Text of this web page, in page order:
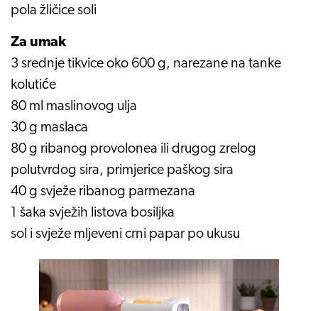
pola žličice soli
Za umak
3 srednje tikvice oko 600 g, narezane na tanke
kolutiće
80 ml maslinovog ulja
30 g maslaca
80 g ribanog provolonea ili drugog zrelog
polutvrdog sira, primjerice paškog sira
40 g svježe ribanog parmezana
1 šaka svježih listova bosiljka
sol i svježe mljeveni crni papar po ukusu